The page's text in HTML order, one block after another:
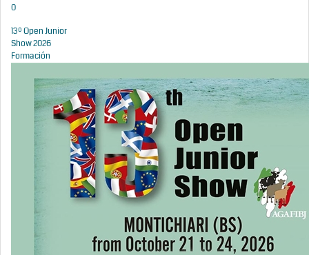
0
13º Open Junior
Show 2026
Formación